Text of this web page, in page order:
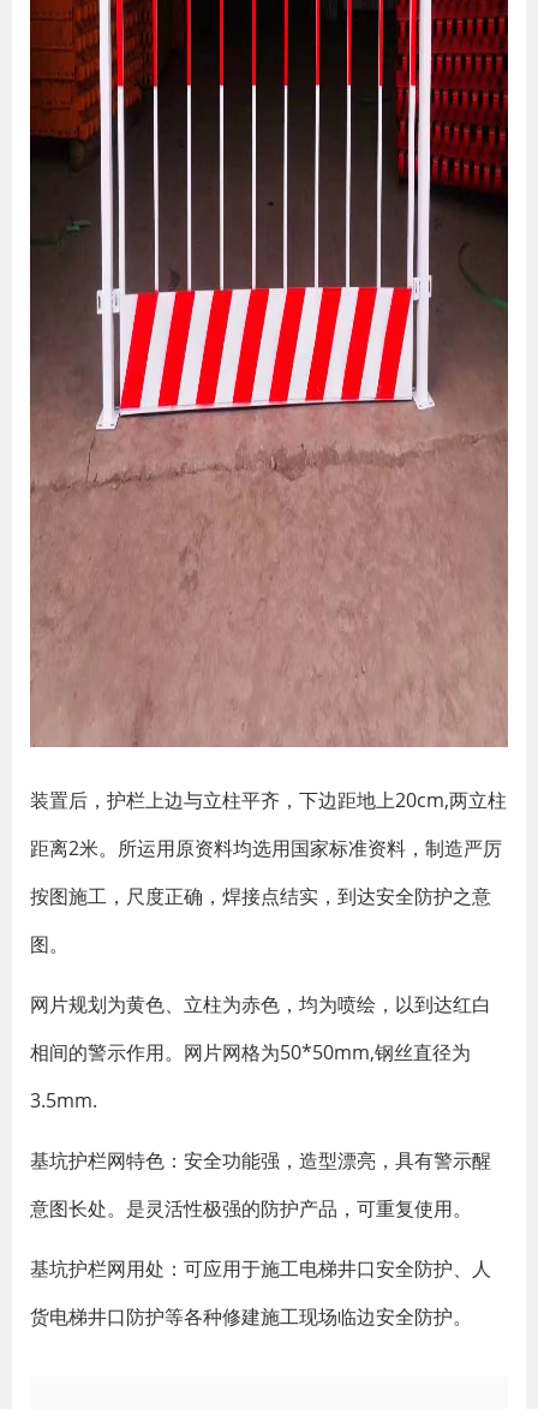
装置后，护栏上边与立柱平齐，下边距地上20cm,两立柱
距离2米。所运用原资料均选用国家标准资料，制造严厉
按图施工，尺度正确，焊接点结实，到达安全防护之意
图。
网片规划为黄色、立柱为赤色，均为喷绘，以到达红白
相间的警示作用。网片网格为50*50mm,钢丝直径为
3.5mm.
基坑护栏网特色：安全功能强，造型漂亮，具有警示醒
意图长处。是灵活性极强的防护产品，可重复使用。
基坑护栏网用处：可应用于施工电梯井口安全防护、人
货电梯井口防护等各种修建施工现场临边安全防护。